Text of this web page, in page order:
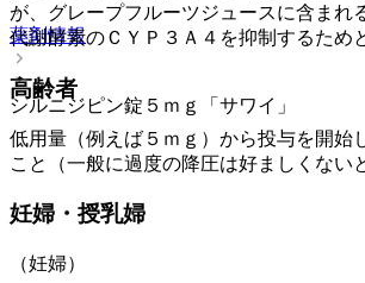
薬剤情報
シルニジピン錠５ｍｇ「サワイ」
が、グレープフルーツジュースに含まれ
代謝酵素のＣＹＰ３Ａ４を抑制するため
高齢者
低用量（例えば５ｍｇ）から投与を開始
こと（一般に過度の降圧は好ましくない
妊婦・授乳婦
（妊婦）